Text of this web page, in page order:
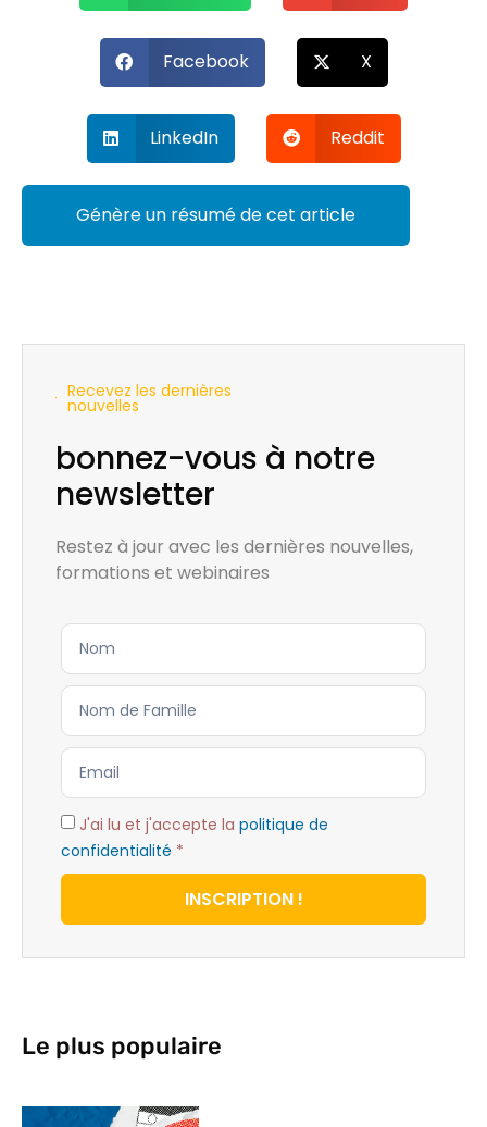
Facebook X
LinkedIn Reddit
Génère un résumé de cet article
Recevez les dernières
nouvelles
bonnez-vous à notre
newsletter
Restez à jour avec les dernières nouvelles,
formations et webinaires
J'ai lu et j'accepte la politique de
confidentialité *
INSCRIPTION !
Le plus populaire